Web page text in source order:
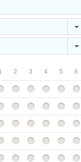
2 3 4 5 6